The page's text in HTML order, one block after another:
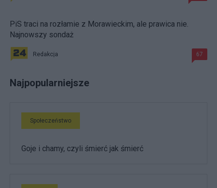
PiS traci na rozłamie z Morawieckim, ale prawica nie.
Najnowszy sondaż
Redakcja 67
Najpopularniejsze
Społeczeństwo
Goje i chamy, czyli śmierć jak śmierć